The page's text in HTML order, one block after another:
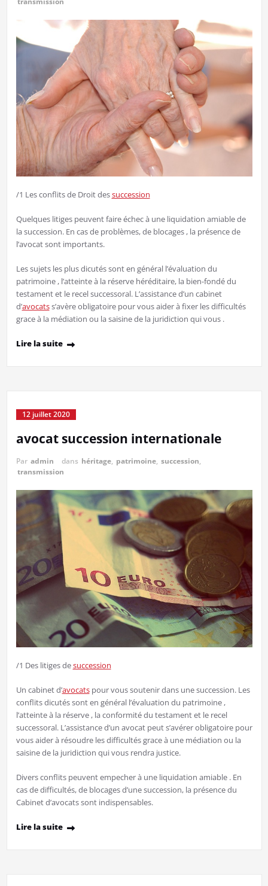
/1 Les conflits de Droit dessuccession
Quelques litiges peuvent faire échec à une liquidation amiable de
la succession. En cas de problèmes, de blocages , la présence de
l’avocat sont importants.
Les sujets les plus dicutés sont en général l’évaluation du
patrimoine , l’atteinte à la réserve héréditaire, la bien-fondé du
testament et le recel successoral. L’assistance d’un cabinet
d’avocatss’avère obligatoire pour vous aider à fixer les difficultés
grace à la médiation ou la saisine de la juridiction qui vous .
Lire la suite
12 juillet 2020
avocat succession internationale
Par admin dans héritage, patrimoine, succession,
transmission
/1 Des litiges desuccession
Un cabinet d’avocatspour vous soutenir dans une succession. Les
conflits dicutés sont en général l’évaluation du patrimoine ,
l’atteinte à la réserve , la conformité du testament et le recel
successoral. L’assistance d’un avocat peut s’avérer obligatoire pour
vous aider à résoudre les difficultés grace à une médiation ou la
saisine de la juridiction qui vous rendra justice.
Divers conflits peuvent empecher à une liquidation amiable . En
cas de difficultés, de blocages d’une succession, la présence du
Cabinet d’avocats sont indispensables.
Lire la suite